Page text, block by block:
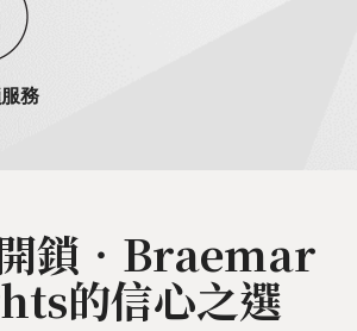
務
鎖‧Braemar
的信心之選